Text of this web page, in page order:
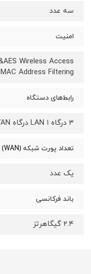
سه عدد
امنیت
Wireless Access
Address Filtering
رابط‌های دستگاه
۳ درگاه LAN ۱ درگاه WAN
تعداد پورت شبکه (WAN)
یک عدد
باند فرکانسی
۲.۴ گیگاهرتز